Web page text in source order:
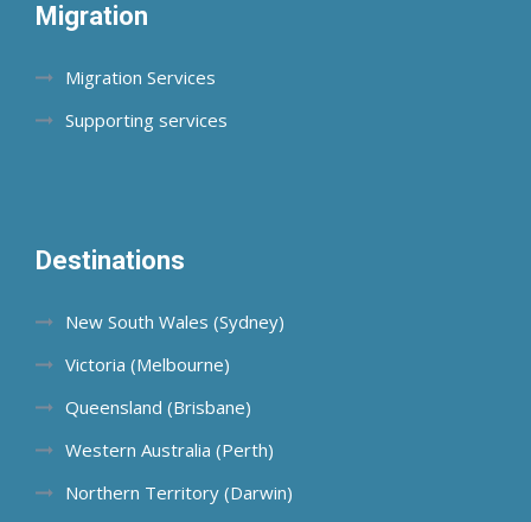
Migration
Migration Services
Supporting services
Destinations
New South Wales (Sydney)
Victoria (Melbourne)
Queensland (Brisbane)
Western Australia (Perth)
Northern Territory (Darwin)